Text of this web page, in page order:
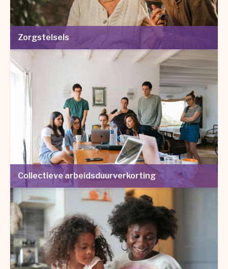
Zorgstelsels
Collectieve arbeidsduurverkorting